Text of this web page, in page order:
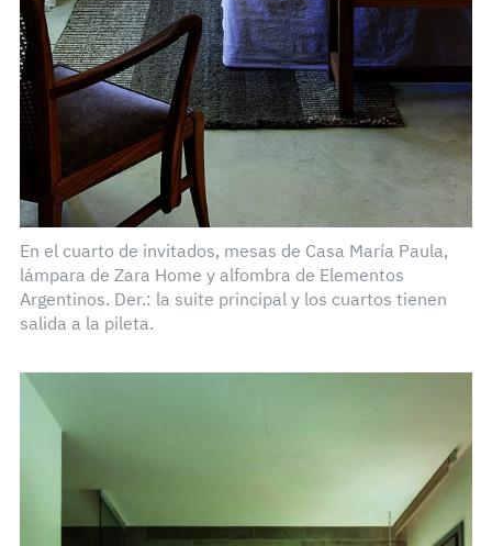
En el cuarto de invitados, mesas de Casa María Paula,
lámpara de Zara Home y alfombra de Elementos
Argentinos. Der.: la suite principal y los cuartos tienen
salida a la pileta.